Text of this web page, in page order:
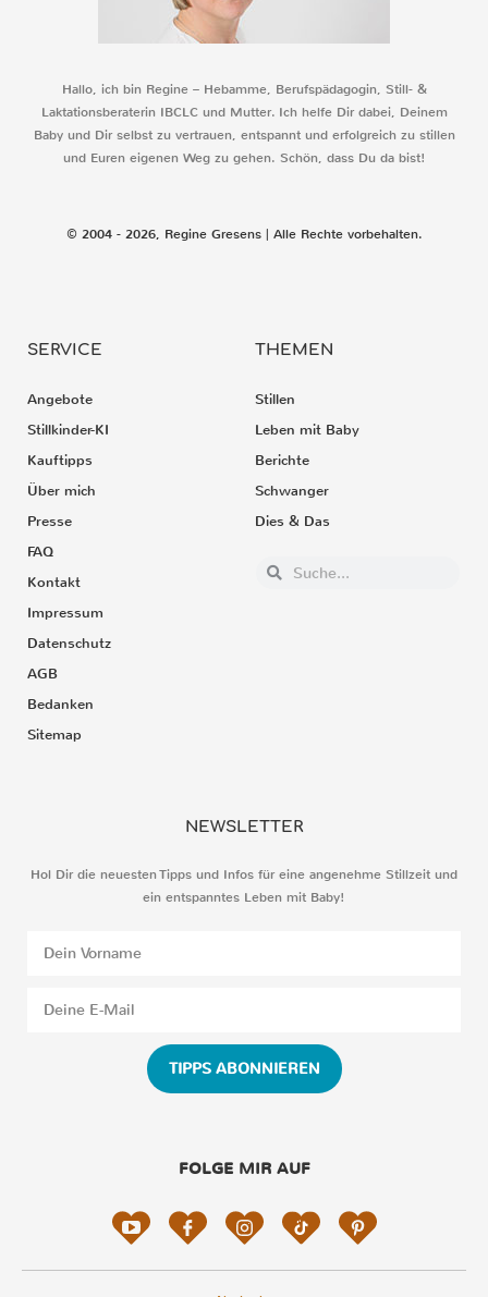
Hallo, ich bin Regine – Hebamme, Berufspädagogin, Still- &
Laktationsberaterin IBCLC und Mutter. Ich helfe Dir dabei, Deinem
Baby und Dir selbst zu vertrauen, entspannt und erfolgreich zu stillen
und Euren eigenen Weg zu gehen. Schön, dass Du da bist!
© 2004 - 2026, Regine Gresens | Alle Rechte vorbehalten.
SERVICE
Angebote
Stillkinder-KI
Kauftipps
Über mich
Presse
FAQ
Kontakt
Impressum
Datenschutz
AGB
Bedanken
Sitemap
THEMEN
Stillen
Leben mit Baby
Berichte
Schwanger
Dies & Das
NEWSLETTER
Hol Dir die neuesten Tipps und Infos für eine angenehme Stillzeit und
ein entspanntes Leben mit Baby!
TIPPS ABONNIEREN
FOLGE MIR AUF